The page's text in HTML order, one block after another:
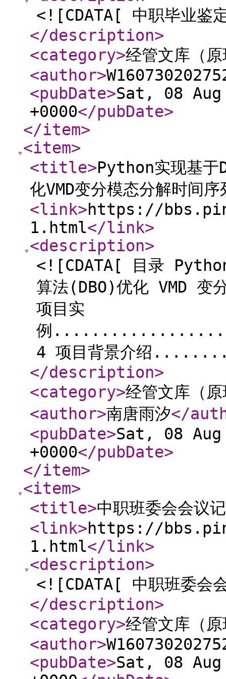
<![CDATA[ 中职毕业鉴
</description>
<category>经管文库（
<author>
<pubDate>Sat, 08
+0000</pubDate>
</item>
<item>
<title>Python实现基于
化VMD变分模态分解时间
<link>https://
1.html</link>
<description>
<![CDATA[ 目录
算法(DBO)优化 VMD 变
项目实
例
4 项目背景介绍
</description>
<category>经管文库（
<author>南唐雨汐</
<pubDate>Sat, 08
+0000</pubDate>
</item>
<item>
<title>中职班委会会议
<link>https://
1.html</link>
<description>
<![CDATA[ 中职班委会
</description>
<category>经管文库（
<author>
<pubDate>Sat, 08